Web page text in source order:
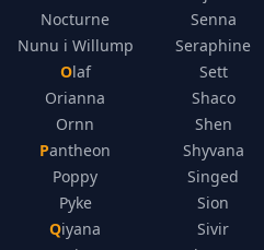
Nocturne
Nunu i Willump
Olaf
Orianna
Ornn
Pantheon
Poppy
Pyke
Qiyana
Senna
Seraphine
Sett
Shaco
Shen
Shyvana
Singed
Sion
Sivir